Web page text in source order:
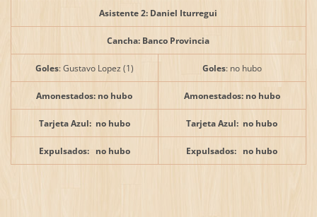
Asistente 2: Daniel Iturregui
Cancha: Banco Provincia
Goles: Gustavo Lopez (1) Goles: no hubo
Amonestados: no hubo Amonestados: no hubo
Tarjeta Azul: no hubo Tarjeta Azul: no hubo
Expulsados: no hubo Expulsados: no hubo